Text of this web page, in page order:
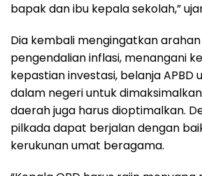
bapak dan ibu kepala sekolah,”
Dia kembali mengingatkan arahan
pengendalian inflasi, menangani
kepastian investasi, belanja APBD
dalam negeri untuk
daerah juga harus dioptimalkan.
pilkada dapat berjalan dengan
kerukunan umat beragama.